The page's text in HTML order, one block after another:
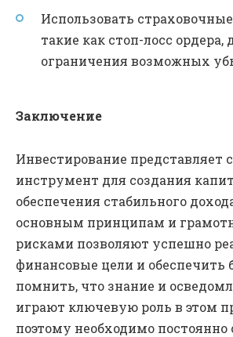
Использовать
такие как стоп-лосс ордера,
ограничения возможных
Заключение
Инвестирование представляет
инструмент для создания
обеспечения стабильного
основным принципам и
рисками позволяют успешно
финансовые цели и
помнить, что знание и
играют ключевую роль в этом
поэтому необходимо постоянно